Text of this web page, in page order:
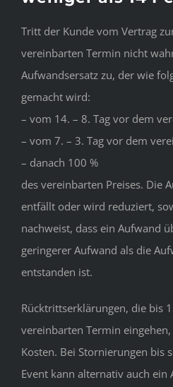
Tritt der Kunde vom Vertrag
vereinbarten Termin nicht
Aufwandsersatz zu, der wie
gemacht wird:
– vom 14. – 8. Tag vor dem
– vom 7. – 3. Tag vor dem
– danach 100 %
des vereinbarten Preises. Die
entfällt oder wird reduziert,
nachweist, dass ein Aufwand
geringerer Aufwand als die
entstanden ist.
Rücktrittserklärungen, die bis
vereinbarten Termin
Kosten. Bei Stornierungen bis
Event kann alternativ auch ein